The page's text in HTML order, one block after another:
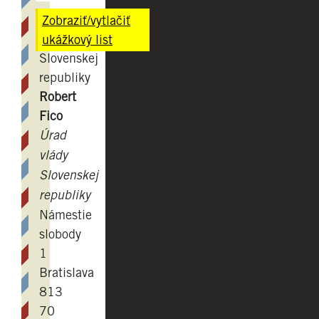
Predseda
vlády
Slovenskej
republiky
Robert
Fico
Úrad
vlády
Slovenskej
republiky
Námestie
slobody
1
Bratislava
813
70
Zobraziť/vytlačiť
ukážkový list